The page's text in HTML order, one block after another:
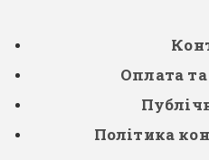
Оплата
Політика